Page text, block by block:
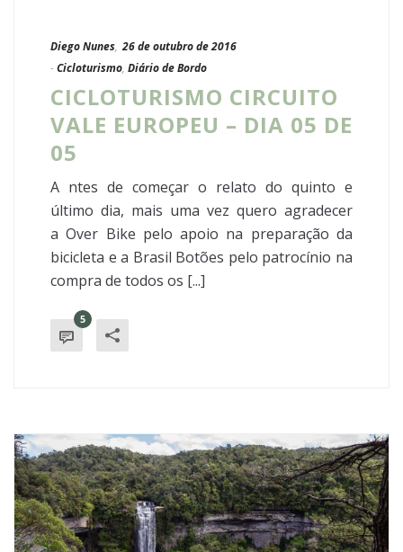
Diego Nunes, 26 de outubro de 2016
- Cicloturismo, Diário de Bordo
CICLOTURISMO CIRCUITO
VALE EUROPEU – DIA 05 DE
05
A ntes de começar o relato do quinto e
último dia, mais uma vez quero agradecer
a Over Bike pelo apoio na preparação da
bicicleta e a Brasil Botões pelo patrocínio na
compra de todos os [...]
5